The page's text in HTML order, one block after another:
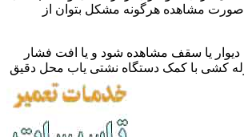
مشاهده هرگونه مشکل بتوان از
یا سقف مشاهده شود و یا افت فشار
کشی با کمک دستگاه نشتی یاب محل دقیق